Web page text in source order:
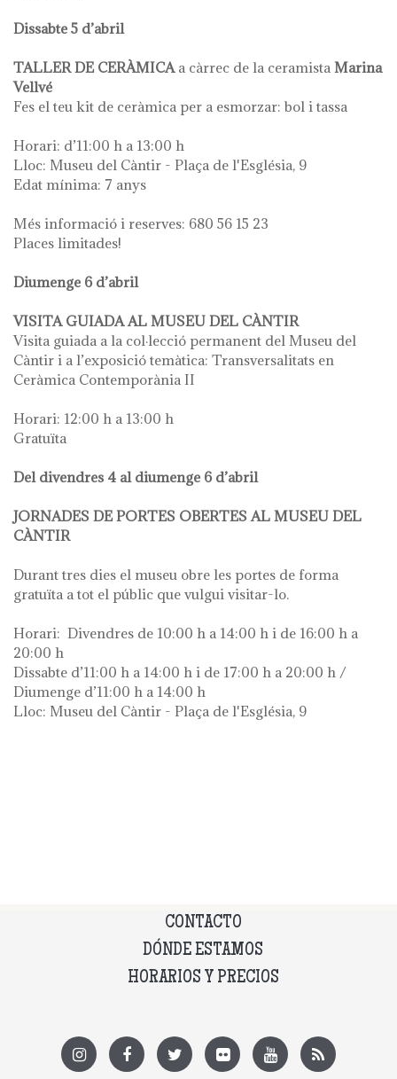
Dissabte 5 d’abril
TALLER DE CERÀMICAa càrrec de la ceramista Marina
Vellvé
Fes el teu kit de ceràmica per a esmorzar: bol i tassa
Horari: d’11:00 h a 13:00 h
Lloc: Museu del Càntir - Plaça de l'Església, 9
Edat mínima: 7 anys
Més informació i reserves: 680 56 15 23
Places limitades!
Diumenge 6 d’abril
VISITA GUIADA AL MUSEU DEL CÀNTIR
Visita guiada a la col·lecció permanent del Museu del
Càntir i a l’exposició temàtica: Transversalitats en
Ceràmica Contemporània II
Horari: 12:00 h a 13:00 h
Gratuïta
Del divendres 4 al diumenge 6 d’abril
JORNADES DE PORTES OBERTES AL MUSEU DEL
CÀNTIR
Durant tres dies el museu obre les portes de forma
gratuïta a tot el públic que vulgui visitar-lo.
Horari: Divendres de 10:00 h a 14:00 h i de 16:00 h a
20:00 h
Dissabte d’11:00 h a 14:00 h i de 17:00 h a 20:00 h /
Diumenge d’11:00 h a 14:00 h
Lloc: Museu del Càntir - Plaça de l'Església, 9
CONTACTO
DÓNDE ESTAMOS
HORARIOS Y PRECIOS